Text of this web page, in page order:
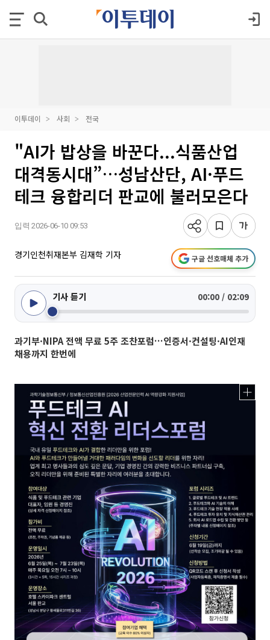
이투데이 사회 전국
"AI가 밥상을 바꾼다...식품산업
대격동시대”…성남산단, AI·푸드
테크 융합리더 판교에 불러모은다
입력 2026-06-10 09:53
경기인천취재본부 김재학 기자 구글 선호매체 추가
기사 듣기 00:00 / 02:09
과기부·NIPA 전액 무료 5주 조찬포럼…인증서·컨설팅·AI인재
채용까지 한번에